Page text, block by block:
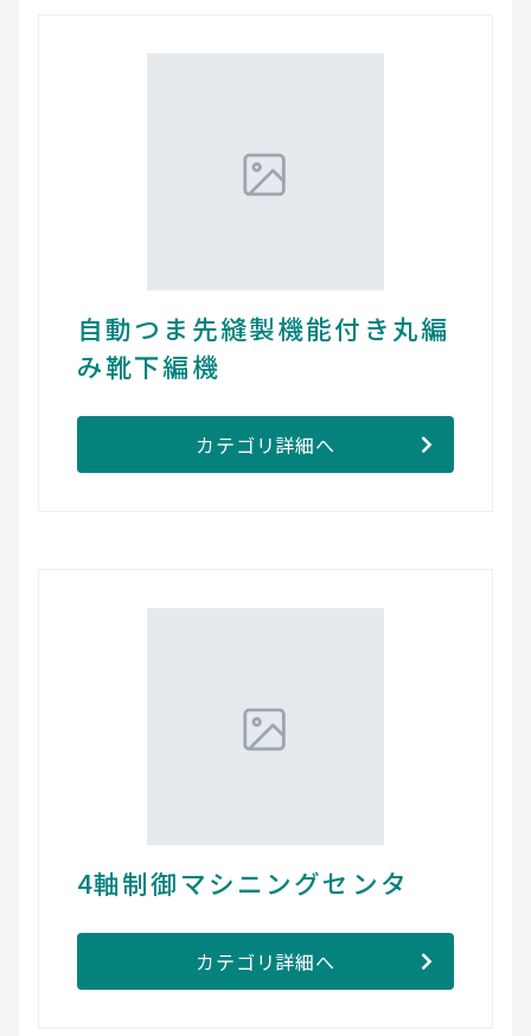
自動つま先縫製機能付き丸編
み靴下編機
カテゴリ詳細へ
4軸制御マシニングセンタ
カテゴリ詳細へ